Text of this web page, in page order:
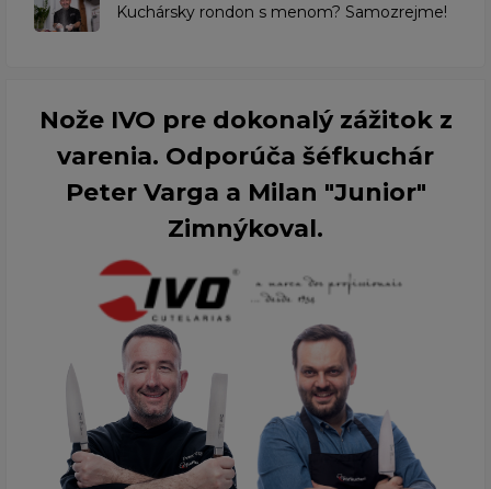
Kuchársky rondon s menom? Samozrejme!
Nože IVO pre dokonalý zážitok z
varenia. Odporúča šéfkuchár
Peter Varga a Milan "Junior"
Zimnýkoval.